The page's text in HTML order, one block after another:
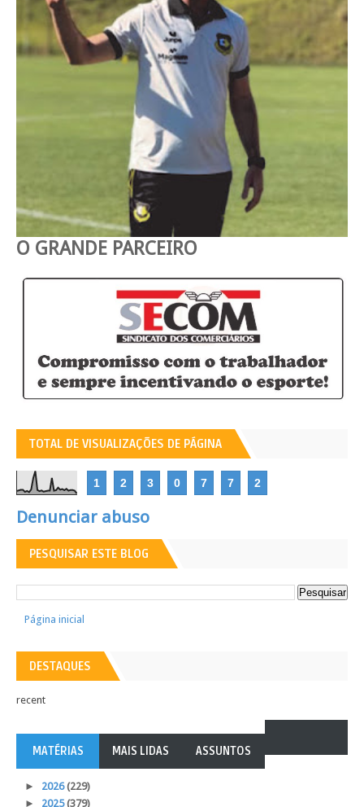
O GRANDE PARCEIRO
TOTAL DE VISUALIZAÇÕES DE PÁGINA
1 2 3 0 7 7 2
Denunciar abuso
PESQUISAR ESTE BLOG
Página inicial
DESTAQUES
recent
MATÉRIAS MAIS LIDAS ASSUNTOS
► 2026(229)
► 2025(379)